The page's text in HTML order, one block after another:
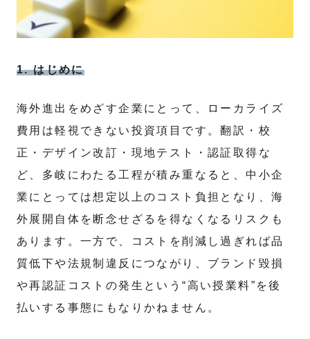
1. はじめに
海外進出をめざす企業にとって、ローカライズ
費用は軽視できない投資項目です。翻訳・校
正・デザイン改訂・現地テスト・認証取得な
ど、多岐にわたる工程が積み重なると、中小企
業にとっては想定以上のコスト負担となり、海
外展開自体を断念せざるを得なくなるリスクも
あります。一方で、コストを削減し過ぎれば品
質低下や法規制違反につながり、ブランド毀損
や再認証コストの発生という“高い授業料”を後
払いする事態にもなりかねません。